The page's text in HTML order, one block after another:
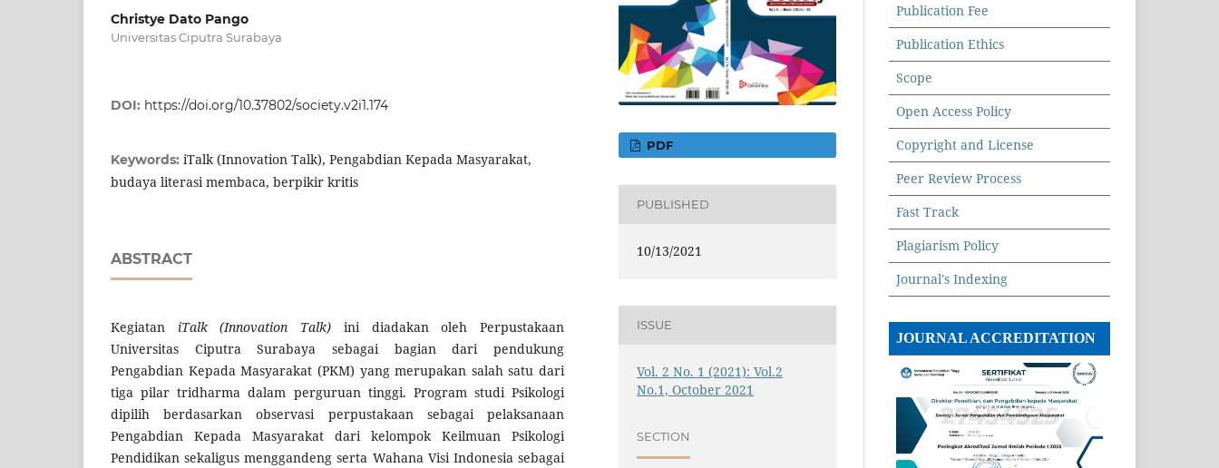
Christye Dato Pango
Universitas Ciputra Surabaya
DOI: https://doi.org/10.37802/society.v2i1.174
Keywords: iTalk (Innovation Talk), Pengabdian Kepada Masyarakat,
budaya literasi membaca, berpikir kritis
ABSTRACT
Kegiatan iTalk (Innovation Talk) ini diadakan oleh Perpustakaan
Universitas Ciputra Surabaya sebagai bagian dari pendukung
Pengabdian Kepada Masyarakat (PKM) yang merupakan salah satu dari
tiga pilar tridharma dalam perguruan tinggi. Program studi Psikologi
dipilih berdasarkan observasi perpustakaan sebagai pelaksanaan
Pengabdian Kepada Masyarakat dari kelompok Keilmuan Psikologi
Pendidikan sekaligus menggandeng serta Wahana Visi Indonesia sebagai
PDF
PUBLISHED
10/13/2021
ISSUE
Vol. 2 No. 1 (2021): Vol.2
No.1, October 2021
SECTION
Publication Fee
Publication Ethics
Scope
Open Access Policy
Copyright and License
Peer Review Process
Fast Track
Plagiarism Policy
Journal's Indexing
JOURNAL ACCREDITATION